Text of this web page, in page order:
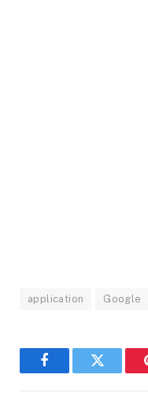
application Google
FacebookTwitter